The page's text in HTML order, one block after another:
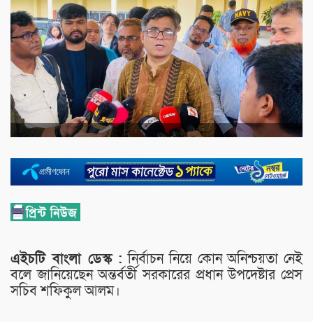
এইচটি বাংলা ডেস্ক : নির্বাচন নিয়ে কোন অনিশ্চয়তা নেই
বলে জানিয়েছেন অন্তর্বর্তী সরকারের প্রধান উপদেষ্টার প্রেস
সচিব শফিকুল আলম।